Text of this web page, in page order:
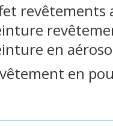
revêtements
en
en